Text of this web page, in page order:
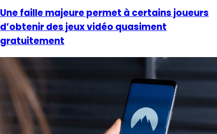
Une faille majeure permet à certains joueurs
d’obtenir des jeux vidéo quasiment
gratuitement